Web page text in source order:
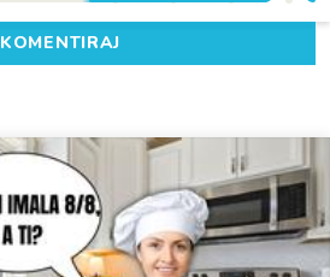
KOMENTIRAJ